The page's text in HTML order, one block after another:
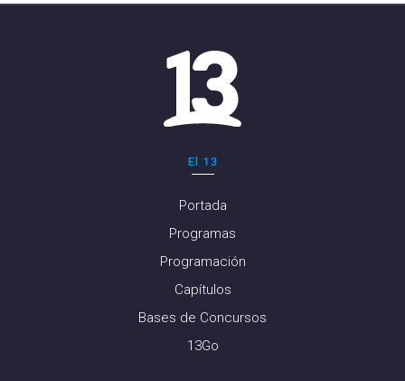
El 13
Portada
Programas
Programación
Capítulos
Bases de Concursos
13Go